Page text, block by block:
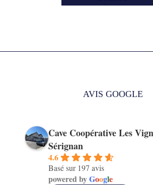
AVIS GOOGLE
Cave Coopérative Les
Sérignan
4.6
Basé sur 197 avis
powered byGoogle